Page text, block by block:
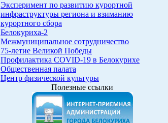
Эксперимент по развитию курортной
инфраструктуры региона и взиманию
курортного сбора
Белокуриха-2
Межмуниципальное сотрудничество
75-летие Великой Победы
Профилактика COVID-19 в Белокурихе
Общественная палата
Центр физической культуры
Полезные ссылки